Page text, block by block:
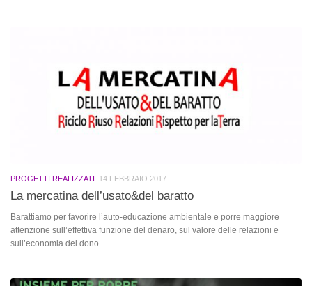
PROGETTI REALIZZATI 14 FEBBRAIO 2017
La mercatina dell’usato&del baratto
Barattiamo per favorire l’auto-educazione ambientale e porre maggiore
attenzione sull’effettiva funzione del denaro, sul valore delle relazioni e
sull’economia del dono